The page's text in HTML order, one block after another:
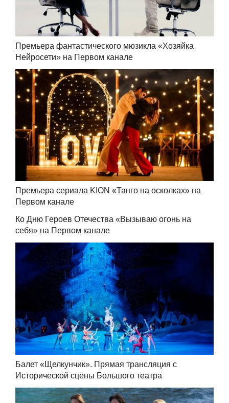
Премьера фантастического мюзикла «Хозяйка
Нейросети» на Первом канале
Премьера сериала KION «Танго на осколках» на
Первом канале
Ко Дню Героев Отечества «Вызываю огонь на
себя» на Первом канале
Балет «Щелкунчик». Прямая трансляция с
Исторической сцены Большого театра